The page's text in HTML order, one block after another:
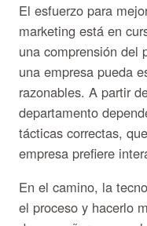
El esfuerzo para
marketing está en
una comprensión del
una empresa pueda
razonables. A partir
departamento
tácticas correctas,
empresa prefiere
En el camino, la
el proceso y hacerlo